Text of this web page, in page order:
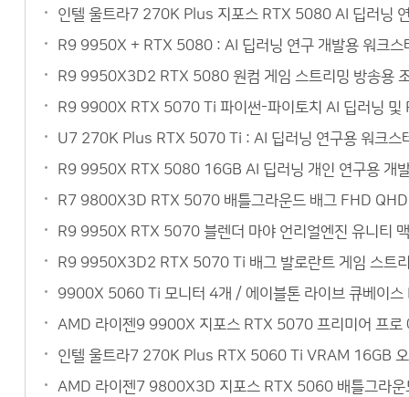
인텔 울트라7 270K Plus 지포스 RTX 5080 AI 딥러닝
R9 9950X + RTX 5080 : AI 딥러닝 연구 개발용 워크스
R9 9950X3D2 RTX 5080 원컴 게임 스트리밍 방송용
R9 9900X RTX 5070 Ti 파이썬-파이토치 AI 딥러닝 및
U7 270K Plus RTX 5070 Ti : AI 딥러닝 연구용 워크스
R9 9950X RTX 5080 16GB AI 딥러닝 개인 연구용 개
R7 9800X3D RTX 5070 배틀그라운드 배그 FHD QHD
R9 9950X RTX 5070 블렌더 마야 언리얼엔진 유니티
R9 9950X3D2 RTX 5070 Ti 배그 발로란트 게임 스트
9900X 5060 Ti 모니터 4개 / 에이블톤 라이브 큐베이스
AMD 라이젠9 9900X 지포스 RTX 5070 프리미어 프로
인텔 울트라7 270K Plus RTX 5060 Ti VRAM 16GB 오
AMD 라이젠7 9800X3D 지포스 RTX 5060 배틀그라운